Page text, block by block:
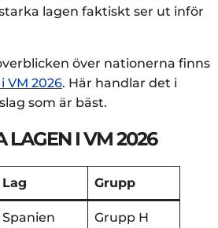
lagen faktiskt ser ut inför
över nationerna finns
VM 2026. Här handlar det i
som är bäst.
LAGEN I VM 2026
Lag Grupp
Spanien Grupp H